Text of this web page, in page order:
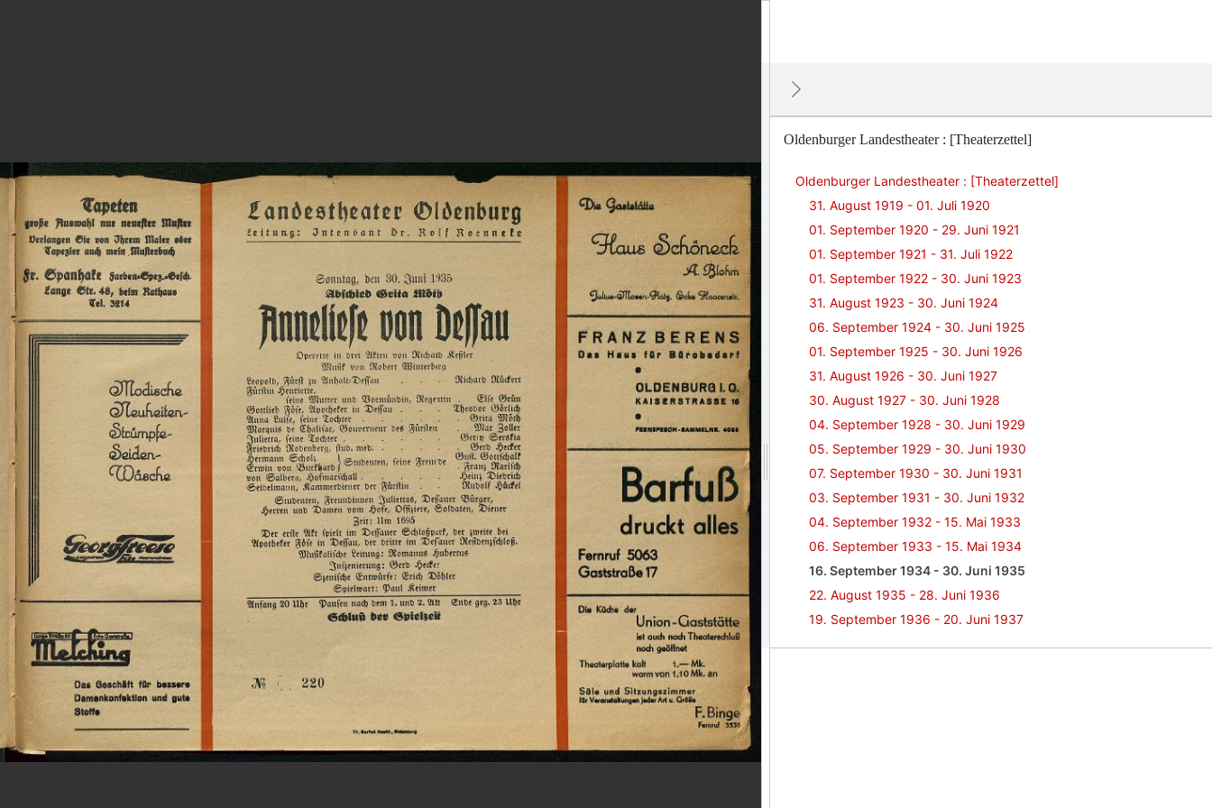
Oldenburger Landestheater : [Theaterzettel]
Oldenburger Landestheater : [Theaterzettel]
31. August 1919 - 01. Juli 1920
01. September 1920 - 29. Juni 1921
01. September 1921 - 31. Juli 1922
01. September 1922 - 30. Juni 1923
31. August 1923 - 30. Juni 1924
06. September 1924 - 30. Juni 1925
01. September 1925 - 30. Juni 1926
31. August 1926 - 30. Juni 1927
30. August 1927 - 30. Juni 1928
04. September 1928 - 30. Juni 1929
05. September 1929 - 30. Juni 1930
07. September 1930 - 30. Juni 1931
03. September 1931 - 30. Juni 1932
04. September 1932 - 15. Mai 1933
06. September 1933 - 15. Mai 1934
16. September 1934 - 30. Juni 1935
22. August 1935 - 28. Juni 1936
19. September 1936 - 20. Juni 1937